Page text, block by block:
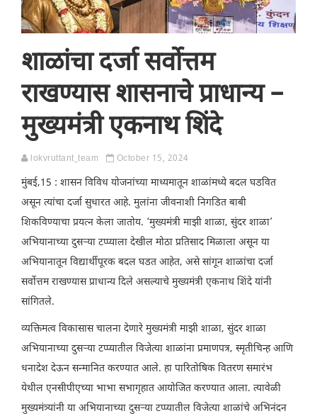
शाळांचा दर्जा सर्वोत्तम
राखण्यास शासनाचे प्राधान्य –
मुख्यमंत्री एकनाथ शिंदे
lokvruttant_team October 15, 2024
मुंबई,15 : शासन विविध योजनांच्या माध्यमातून शाळांमध्ये बदल घडवित
असून त्यांचा दर्जा सुधारत आहे. मुलांना जीवनाशी निगडित बाबी
शिकविण्याचा प्रयत्न केला जातोय. ‘मुख्यमंत्री माझी शाळा, सुंदर शाळा’
अभियानाच्या दुसऱ्या टप्प्याला देखील मोठा प्रतिसाद मिळाला असून या
अभियानातून विद्यार्थीपूरक बदल घडत आहेत, असे सांगून शाळांचा दर्जा
सर्वोत्तम राखण्यास प्राधान्य दिले असल्याचे मुख्यमंत्री एकनाथ शिंदे यांनी
सांगितले.
व्यक्तिमत्व विकासास चालना देणारे मुख्यमंत्री माझी शाळा, सुंदर शाळा
अभियानाच्या दुसऱ्या टप्प्यातील विजेत्या शाळांना प्रमाणपत्र, स्मृतीचिन्ह आणि
धनादेश देऊन सन्मानित करण्यात आले. हा पारितोषिक वितरण समारंभ
येथील एनसीपीएच्या भाभा सभागृहात आयोजित करण्यात आला. त्यावेळी
मुख्यमंत्र्यांनी या अभियानाच्या दुसऱ्या टप्प्यातील विजेत्या शाळांचे अभिनंदन